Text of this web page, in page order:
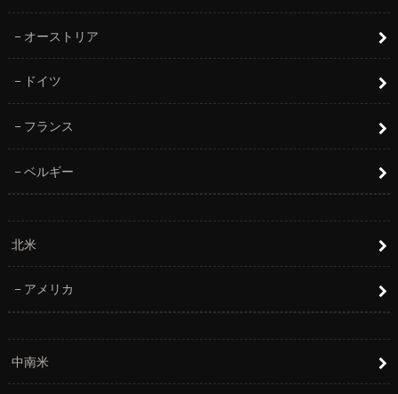
オーストリア
ドイツ
フランス
ベルギー
北米
アメリカ
中南米